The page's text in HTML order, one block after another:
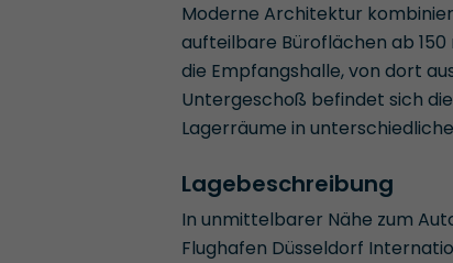
Moderne Architektur
aufteilbare Büroflächen ab
die Empfangshalle, von dort
Untergeschoß befindet sich
Lagerräume in
Lagebeschreibung
In unmittelbarer Nähe zum
Flughafen Düsseldorf